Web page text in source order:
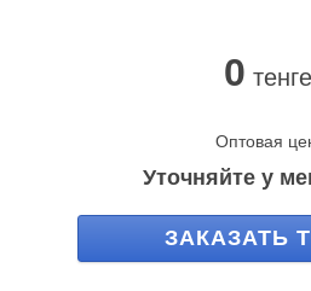
0
Оптовая
Уточняйте у
ЗАКАЗАТЬ